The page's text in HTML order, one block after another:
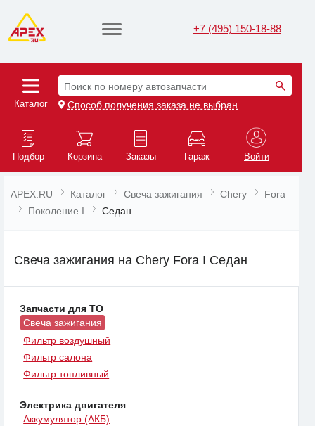
+7 (495) 150-18-88
Каталог
Поиск по номеру автозапчасти
Способ получения заказа не выбран
Подбор Корзина Заказы Гараж Войти
APEX.RU Каталог Свеча зажигания Chery
Fora
Поколение I
Седан
Свеча зажигания на Chery Fora I Седан
Запчасти для ТО
Свеча зажигания
Фильтр воздушный
Фильтр салона
Фильтр топливный
Электрика двигателя
Аккумулятор (АКБ)